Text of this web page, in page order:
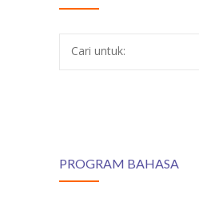
Cari untuk:
PROGRAM BAHASA